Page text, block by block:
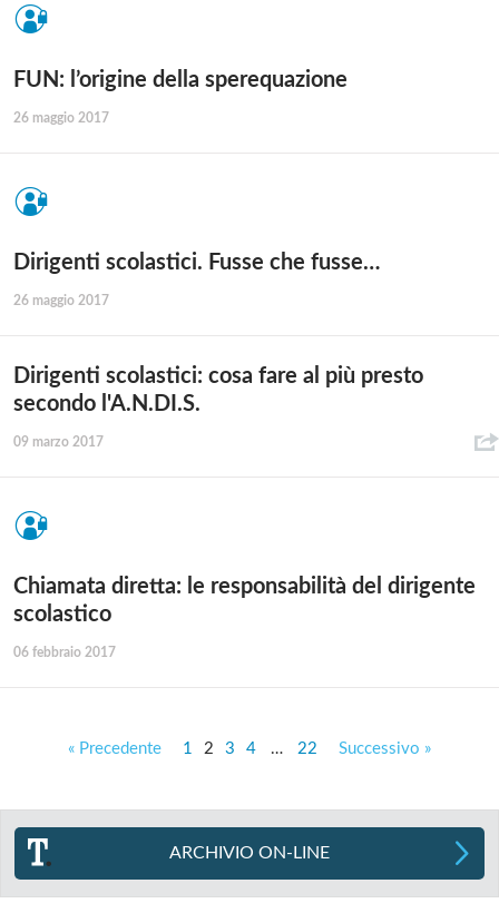
FUN: l’origine della sperequazione
26 maggio 2017
Dirigenti scolastici. Fusse che fusse…
26 maggio 2017
Dirigenti scolastici: cosa fare al più presto
secondo l'A.N.DI.S.
09 marzo 2017
Chiamata diretta: le responsabilità del dirigente
scolastico
06 febbraio 2017
« Precedente 1 2 3 4 … 22 Successivo »
ARCHIVIO ON-LINE